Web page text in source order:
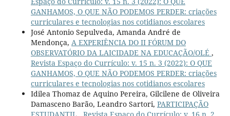
GANHAMOS, O QUE NÃO PODEMOS PERDER: criações
curriculares e tecnologias nos cotidianos escolares
José Antonio Sepulveda, Amanda André de
Mendonça, A EXPERIÊNCIA DO II FÓRUM DO
OBSERVATÓRIO DA LAICIDADE NA EDUCAÇÃO/OLÉ ,
Revista Espaço do Currículo: v. 15 n. 3 (2022): O QUE
GANHAMOS, O QUE NÃO PODEMOS PERDER: criações
curriculares e tecnologias nos cotidianos escolares
Idilea Thomaz de Aquino Pereira, Gilcilene de Oliveira
Damasceno Barão, Leandro Sartori, PARTICIPAÇÃO